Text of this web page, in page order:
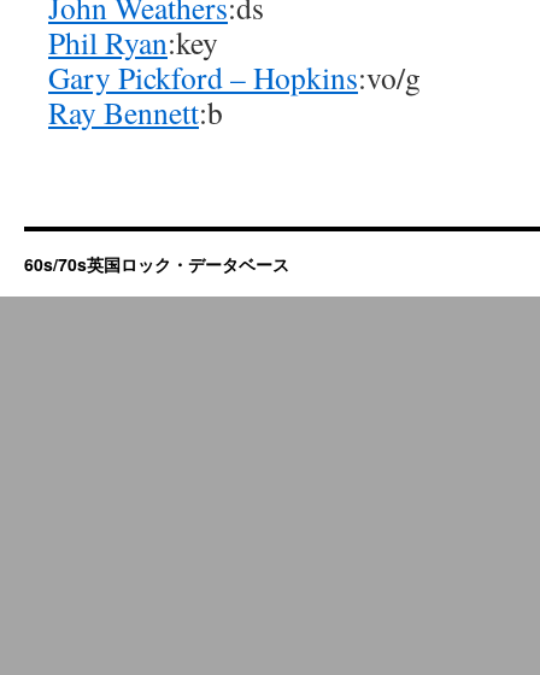
Phil Ryan:key
Gary Pickford – Hopkins:vo/g
Ray Bennett:b
60s/70s英国ロック・データベース